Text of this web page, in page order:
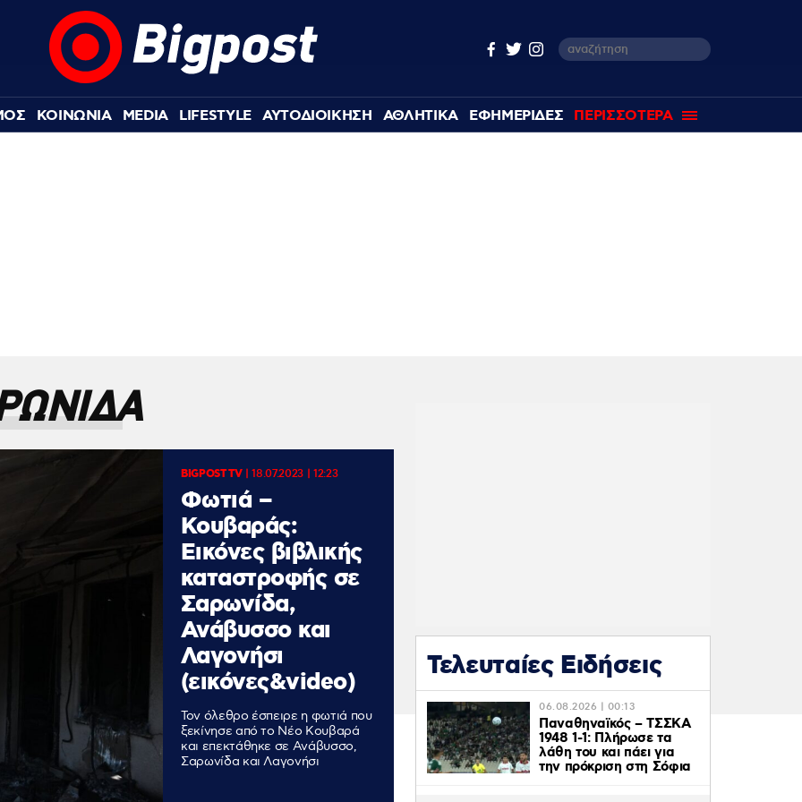
ΚΟΙΝΩΝΙΑ MEDIA LIFESTYLE ΑΥΤΟΔΙΟΙΚΗΣΗ ΑΘΛΗΤΙΚΑ ΕΦΗΜΕΡΙΔΕΣ ΠΕΡΙΣΣΟΤΕΡΑ
BIGPOST TV|18.07.2023 | 12:23
Φωτιά –
Κουβαράς:
Εικόνες βιβλικής
καταστροφής σε
Σαρωνίδα,
Ανάβυσσο και
Λαγονήσι
(εικόνες&video)
Τον όλεθρο έσπειρε η φωτιά που
ξεκίνησε από το Νέο Κουβαρά
και επεκτάθηκε σε Ανάβυσσο,
Σαρωνίδα και Λαγονήσι
Τελευταίες Ειδήσεις
06.08.2026 | 00:13
Παναθηναϊκός – ΤΣΣΚΑ
1948 1-1: Πλήρωσε τα
λάθη του και πάει για
την πρόκριση στη Σόφια